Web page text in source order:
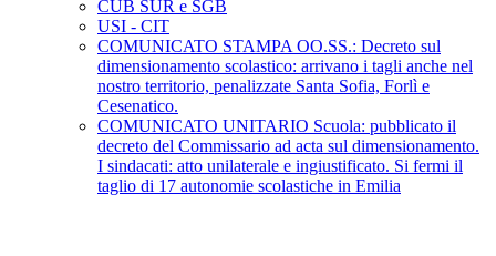
CUB SUR e SGB
USI - CIT
COMUNICATO STAMPA OO.SS.: Decreto sul
dimensionamento scolastico: arrivano i tagli anche nel
nostro territorio, penalizzate Santa Sofia, Forlì e
Cesenatico.
COMUNICATO UNITARIO Scuola: pubblicato il
decreto del Commissario ad acta sul dimensionamento.
I sindacati: atto unilaterale e ingiustificato. Si fermi il
taglio di 17 autonomie scolastiche in Emilia